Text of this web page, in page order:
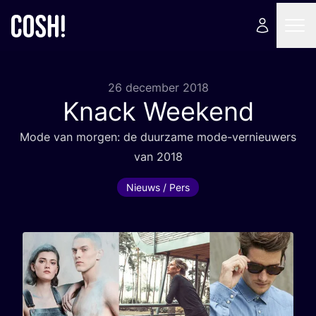
26 december 2018
Knack Weekend
Mode van mor­gen: de duur­za­me mode-ver­nieu­wers
van 2018
Nieuws / Pers